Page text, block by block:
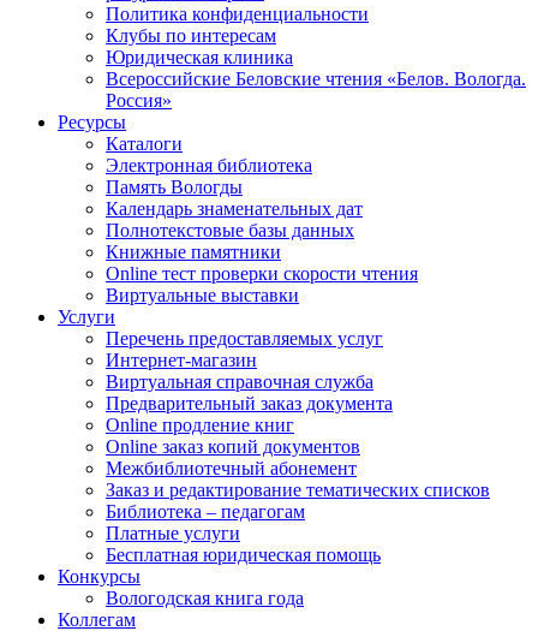
Политика конфиденциальности
Клубы по интересам
Юридическая клиника
Всероссийские Беловские чтения «Белов. Вологда.
Россия»
Ресурсы
Каталоги
Электронная библиотека
Память Вологды
Календарь знаменательных дат
Полнотекстовые базы данных
Книжные памятники
Online тест проверки скорости чтения
Виртуальные выставки
Услуги
Перечень предоставляемых услуг
Интернет-магазин
Виртуальная справочная служба
Предварительный заказ документа
Online продление книг
Online заказ копий документов
Межбиблиотечный абонемент
Заказ и редактирование тематических списков
Библиотека – педагогам
Платные услуги
Бесплатная юридическая помощь
Конкурсы
Вологодская книга года
Коллегам